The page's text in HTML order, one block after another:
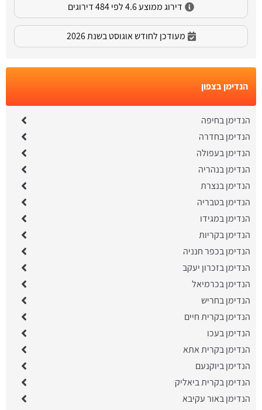
דירוג ממוצע 4.6 לפי 484 דירוגים
מעודכן לחודש אוגוסט בשנת 2026
הנדימן בצפון
הנדימן בחיפה
הנדימן בחדרה
הנדימן בעפולה
הנדימן בנהריה
הנדימן בנצרת
הנדימן בטבריה
הנדימן במגידו
הנדימן בקריות
הנדימן בכפר חנניה
הנדימן בזכרון יעקב
הנדימן בכרמיאל
הנדימן בחריש
הנדימן בקרית חיים
הנדימן בעכו
הנדימן בקרית אתא
הנדימן ביוקנעם
הנדימן בקרית ביאליק
הנדימן באור עקיבא